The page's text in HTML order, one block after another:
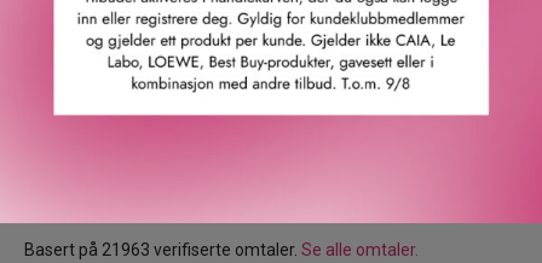
Våre kunder om oss
4.9
Basert på 21963 verifiserte omtaler. Se alle omtaler.